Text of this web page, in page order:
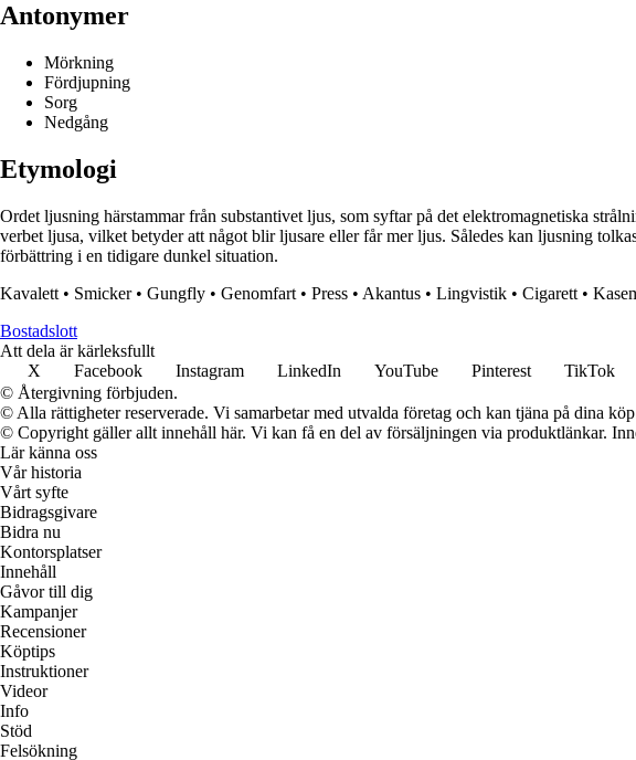
Antonymer
Mörkning
Fördjupning
Sorg
Nedgång
Etymologi
Ordet ljusning härstammar från substantivet ljus, som syftar på det elektromagnetiska
verbet ljusa, vilket betyder att något blir ljusare eller får mer ljus. Således kan ljusning
förbättring i en tidigare dunkel situation.
Kavalett • Smicker• Gungfly • Genomfart • Press • Akantus • Lingvistik • Cigarett •
Bostadslott
Att dela är kärleksfullt
X
Facebook Instagram LinkedIn YouTube Pinterest TikTok
© Återgivning förbjuden.
© Alla rättigheter reserverade. Vi samarbetar med utvalda företag och kan tjäna på dina
© Copyright gäller allt innehåll här. Vi kan få en del av försäljningen via produktlänkar.
Lär känna oss
Vår historia
Vårt syfte
Bidragsgivare
Bidra nu
Kontorsplatser
Innehåll
Gåvor till dig
Kampanjer
Recensioner
Köptips
Instruktioner
Videor
Info
Stöd
Felsökning